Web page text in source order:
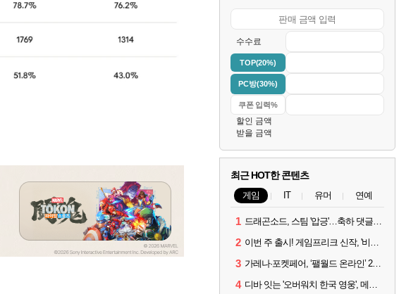
수수료
TOP(20%)
PC방(30%)
할인 금액
받을 금액
최근 HOT한 콘텐츠
게임 IT 유머 연예
1 드래곤소드, 스팀 '압긍'…축하 댓글 달고 게임 코드 받자!
2 이번 주 출시! 게임프리크 신작, '비스트 오브 리인카네이션'
3 가레나·포켓페어, ‘팰월드 온라인’ 2026년 출시 예고
4 디바 잇는 '오버워치 한국 영웅', 메카 파일럿 디몬 나온다